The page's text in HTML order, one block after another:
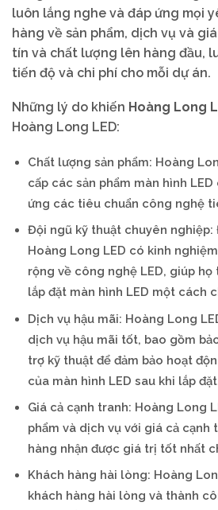
luôn lắng nghe và đáp ứng mọi
hàng về sản phẩm, dịch vụ và
tín và chất lượng lên hàng đầu,
tiến độ và chi phí cho mỗi dự án.
Những lý do khiến Hoàng Long
Hoàng Long LED:
Chất lượng sản phẩm: Hoàng
cấp các sản phẩm màn hình
ứng các tiêu chuẩn công nghệ
Đội ngũ kỹ thuật chuyên
Hoàng Long LED có kinh
rộng về công nghệ LED, giúp
lắp đặt màn hình LED một cách
Dịch vụ hậu mãi: Hoàng Long
dịch vụ hậu mãi tốt, bao gồm
trợ kỹ thuật để đảm bảo hoạt
của màn hình LED sau khi lắp
Giá cả cạnh tranh: Hoàng Long
phẩm và dịch vụ với giá cả cạnh
hàng nhận được giá trị tốt nhất
Khách hàng hài lòng: Hoàng
khách hàng hài lòng và thành